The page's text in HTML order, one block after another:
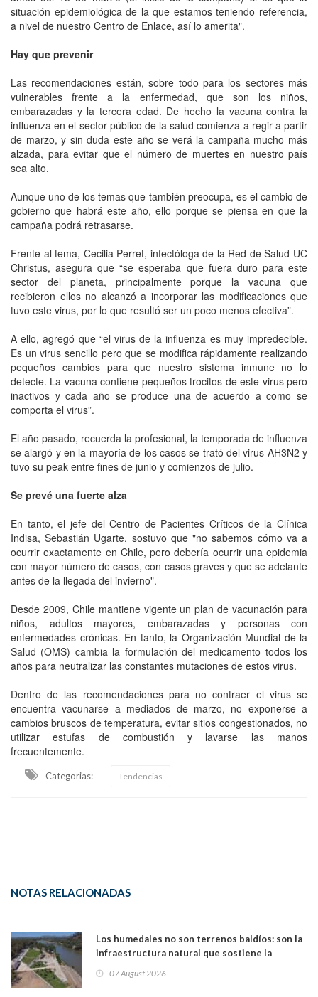
situación epidemiológica de la que estamos teniendo referencia,
a nivel de nuestro Centro de Enlace, así lo amerita".
Hay que prevenir
Las recomendaciones están, sobre todo para los sectores más
vulnerables frente a la enfermedad, que son los niños,
embarazadas y la tercera edad. De hecho la vacuna contra la
influenza en el sector público de la salud comienza a regir a partir
de marzo, y sin duda este año se verá la campaña mucho más
alzada, para evitar que el número de muertes en nuestro país
sea alto.
Aunque uno de los temas que también preocupa, es el cambio de
gobierno que habrá este año, ello porque se piensa en que la
campaña podrá retrasarse.
Frente al tema, Cecilia Perret, infectóloga de la Red de Salud UC
Christus, asegura que “se esperaba que fuera duro para este
sector del planeta, principalmente porque la vacuna que
recibieron ellos no alcanzó a incorporar las modificaciones que
tuvo este virus, por lo que resultó ser un poco menos efectiva”.
A ello, agregó que “el virus de la influenza es muy impredecible.
Es un virus sencillo pero que se modifica rápidamente realizando
pequeños cambios para que nuestro sistema inmune no lo
detecte. La vacuna contiene pequeños trocitos de este virus pero
inactivos y cada año se produce una de acuerdo a como se
comporta el virus”.
El año pasado, recuerda la profesional, la temporada de influenza
se alargó y en la mayoría de los casos se trató del virus AH3N2 y
tuvo su peak entre fines de junio y comienzos de julio.
Se prevé una fuerte alza
En tanto, el jefe del Centro de Pacientes Críticos de la Clínica
Indisa, Sebastián Ugarte, sostuvo que "no sabemos cómo va a
ocurrir exactamente en Chile, pero debería ocurrir una epidemia
con mayor número de casos, con casos graves y que se adelante
antes de la llegada del invierno".
Desde 2009, Chile mantiene vigente un plan de vacunación para
niños, adultos mayores, embarazadas y personas con
enfermedades crónicas. En tanto, la Organización Mundial de la
Salud (OMS) cambia la formulación del medicamento todos los
años para neutralizar las constantes mutaciones de estos virus.
Dentro de las recomendaciones para no contraer el virus se
encuentra vacunarse a mediados de marzo, no exponerse a
cambios bruscos de temperatura, evitar sitios congestionados, no
utilizar estufas de combustión y lavarse las manos
frecuentemente.
Categorias: Tendencias
NOTAS RELACIONADAS
Los humedales no son terrenos baldíos: son la
infraestructura natural que sostiene la
07 August 2026